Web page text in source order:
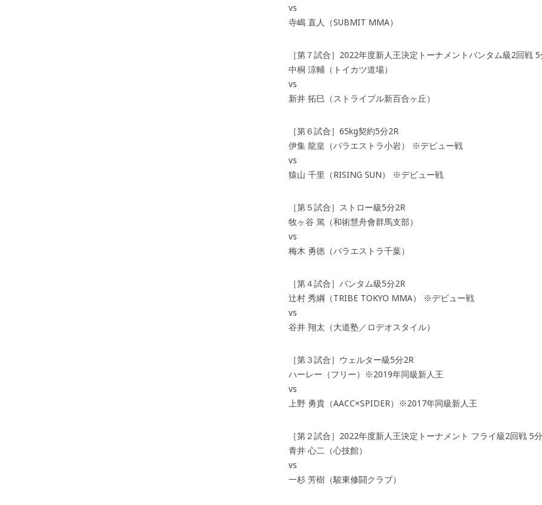
vs
寺嶋 直人（SUBMIT MMA）
［第７試合］2022年度新人王決定トーナメントバンタム級2回戦
中桐 涼輔（トイカツ道場）
vs
新井 拓巳（ストライプル新百合ヶ丘）
［第６試合］65kg契約5分2R
伊集 龍皇（パラエストラ小岩） ※デビュー戦
vs
猿山 千里（RISING SUN） ※デビュー戦
［第５試合］ストロー級5分2R
牧ヶ谷 篤（和術慧舟會群馬支部）
vs
梅木 勇徳（パラエストラ千葉）
［第４試合］バンタム級5分2R
辻村 秀綱（TRIBE TOKYO MMA） ※デビュー戦
vs
谷井 翔太（大道塾／ロデオスタイル）
［第３試合］ウェルター級5分2R
ハーレー（フリー）※2019年同級新人王
vs
上野 勇貴（AACC×SPIDER）※2017年同級新人王
［第２試合］2022年度新人王決定トーナメント フライ級2回戦 5
青井 心二（心技館）
vs
一杉 芳樹（駿東修闘クラブ）